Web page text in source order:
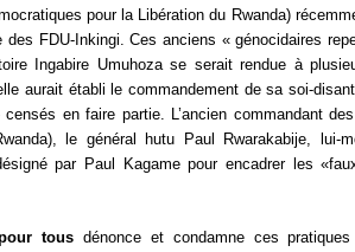
pour la Libération du Rwanda)
des FDU-Inkingi. Ces anciens « génocidaires
Ingabire Umuhoza se serait rendue à
aurait établi le commandement de sa soi-
en faire partie. L’ancien commandant
le général hutu Paul Rwarakabije, lui-
par Paul Kagame pour encadrer les
tous dénonce et condamne ces